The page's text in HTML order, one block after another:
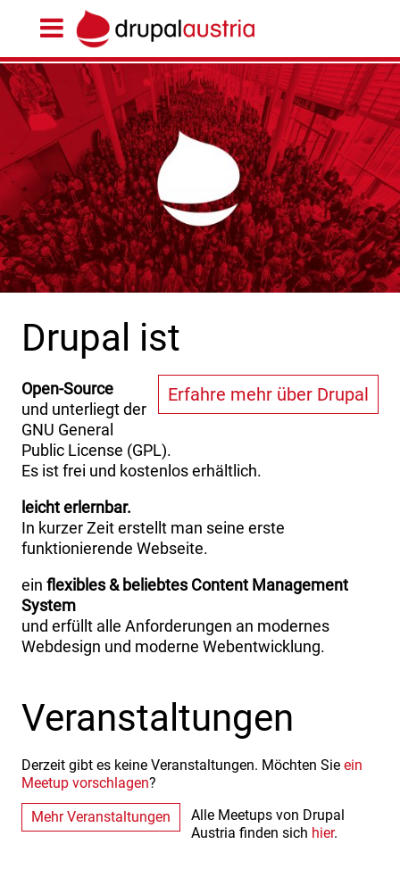
Drupal ist
Erfahre mehr über Drupal
Open-Source
und unterliegt der
GNU General
Public License (GPL).
Es ist frei und kostenlos erhältlich.
leicht erlernbar.
In kurzer Zeit erstellt man seine erste
funktionierende Webseite.
ein flexibles & beliebtes Content Management
System
und erfüllt alle Anforderungen an modernes
Webdesign und moderne Webentwicklung.
Veranstaltungen
Derzeit gibt es keine Veranstaltungen. Möchten Sie ein
Meetup vorschlagen?
Mehr Veranstaltungen
Alle Meetups von Drupal
Austria finden sich hier.